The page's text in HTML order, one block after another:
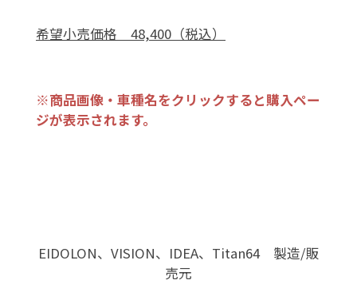
希望小売価格 48,400（税込）
※商品画像・車種名をクリックすると購入ペー
ジが表示されます。
EIDOLON、VISION、IDEA、Titan64 製造/販
売元